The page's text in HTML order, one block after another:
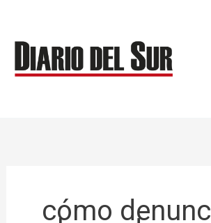
contenido
cómo